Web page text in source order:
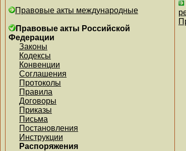
Правовые акты международные
Правовые акты Российской
Федерации
Законы
Кодексы
Конвенции
Соглашения
Протоколы
Правила
Договоры
Приказы
Письма
Постановления
Инструкции
Распоряжения